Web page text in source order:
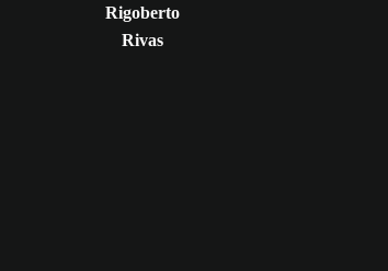
Rigoberto
Rivas